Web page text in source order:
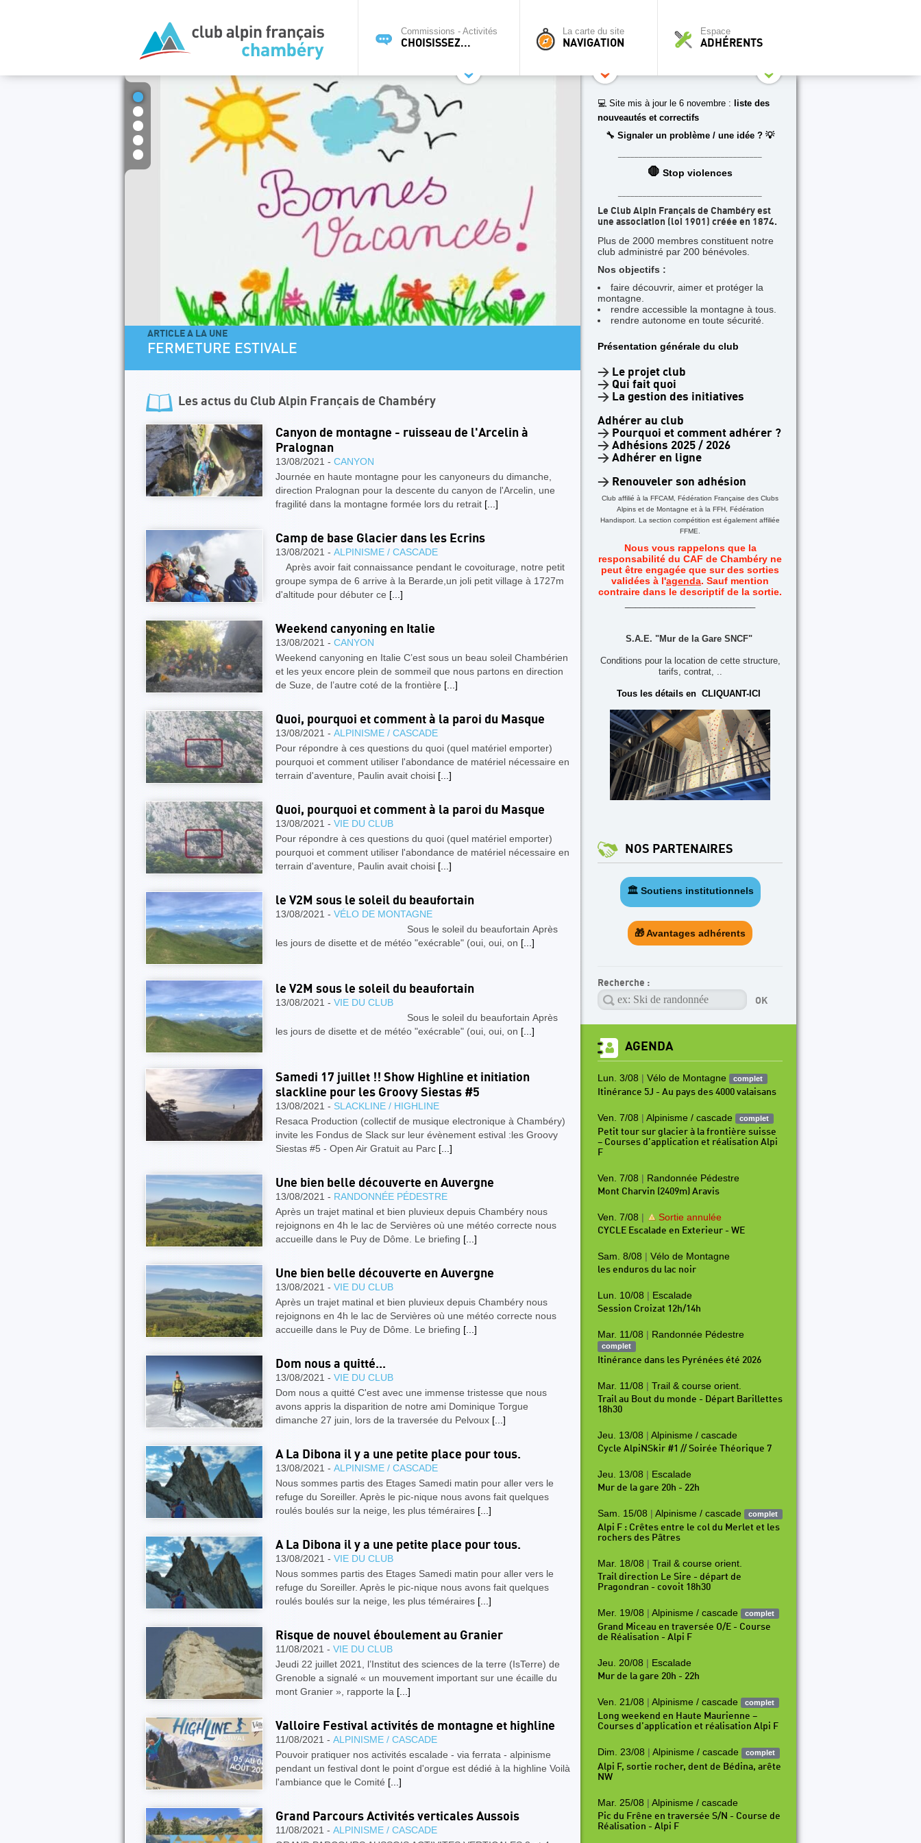
Commissions - Activités
CHOISISSEZ...
La carte du site
NAVIGATION
Espace
ADHÉRENTS
ARTICLE A LA UNE
FERMETURE ESTIVALE
4 jours dans les Aiguilles Rouges - Une
Facile
Les actus du Club Alpin Français de Chambéry
Canyon de montagne - ruisseau de l'Arcelin à
Pralognan
13/08/2021 - CANYON
Journée en haute montagne pour les canyoneurs du dimanche,
direction Pralognan pour la descente du canyon de l'Arcelin, une
fragilité dans la montagne formée lors du retrait [...]
Camp de base Glacier dans les Ecrins
13/08/2021 - ALPINISME / CASCADE
Après avoir fait connaissance pendant le covoiturage, notre petit
groupe sympa de 6 arrive à la Berarde,un joli petit village à 1727m
d'altitude pour débuter ce [...]
Weekend canyoning en Italie
13/08/2021 - CANYON
Weekend canyoning en Italie C’est sous un beau soleil Chambérien
et les yeux encore plein de sommeil que nous partons en direction
de Suze, de l’autre coté de la frontière [...]
Quoi, pourquoi et comment à la paroi du Masque
13/08/2021 - ALPINISME / CASCADE
Pour répondre à ces questions du quoi (quel matériel emporter)
pourquoi et comment utiliser l'abondance de matériel nécessaire en
terrain d'aventure, Paulin avait choisi [...]
Quoi, pourquoi et comment à la paroi du Masque
13/08/2021 - VIE DU CLUB
Pour répondre à ces questions du quoi (quel matériel emporter)
pourquoi et comment utiliser l'abondance de matériel nécessaire en
terrain d'aventure, Paulin avait choisi [...]
le V2M sous le soleil du beaufortain
13/08/2021 - VÉLO DE MONTAGNE
Sous le soleil du beaufortain Après
les jours de disette et de météo "exécrable" (oui, oui, on [...]
le V2M sous le soleil du beaufortain
13/08/2021 - VIE DU CLUB
Sous le soleil du beaufortain Après
les jours de disette et de météo "exécrable" (oui, oui, on [...]
Samedi 17 juillet !! Show Highline et initiation
slackline pour les Groovy Siestas #5
13/08/2021 - SLACKLINE / HIGHLINE
Resaca Production (collectif de musique electronique à Chambéry)
invite les Fondus de Slack sur leur évènement estival :les Groovy
Siestas #5 - Open Air Gratuit au Parc [...]
Une bien belle découverte en Auvergne
13/08/2021 - RANDONNÉE PÉDESTRE
Après un trajet matinal et bien pluvieux depuis Chambéry nous
rejoignons en 4h le lac de Servières où une météo correcte nous
accueille dans le Puy de Dôme. Le briefing [...]
Une bien belle découverte en Auvergne
13/08/2021 - VIE DU CLUB
Après un trajet matinal et bien pluvieux depuis Chambéry nous
rejoignons en 4h le lac de Servières où une météo correcte nous
accueille dans le Puy de Dôme. Le briefing [...]
Dom nous a quitté...
13/08/2021 - VIE DU CLUB
Dom nous a quitté C'est avec une immense tristesse que nous
avons appris la disparition de notre ami Dominique Torgue
dimanche 27 juin, lors de la traversée du Pelvoux [...]
A La Dibona il y a une petite place pour tous.
13/08/2021 - ALPINISME / CASCADE
Nous sommes partis des Etages Samedi matin pour aller vers le
refuge du Soreiller. Après le pic-nique nous avons fait quelques
roulés boulés sur la neige, les plus téméraires [...]
A La Dibona il y a une petite place pour tous.
13/08/2021 - VIE DU CLUB
Nous sommes partis des Etages Samedi matin pour aller vers le
refuge du Soreiller. Après le pic-nique nous avons fait quelques
roulés boulés sur la neige, les plus téméraires [...]
Risque de nouvel éboulement au Granier
11/08/2021 - VIE DU CLUB
Jeudi 22 juillet 2021, l’Institut des sciences de la terre (IsTerre) de
Grenoble a signalé « un mouvement important sur une écaille du
mont Granier », rapporte la [...]
Valloire Festival activités de montagne et highline
11/08/2021 - ALPINISME / CASCADE
Pouvoir pratiquer nos activités escalade - via ferrata - alpinisme
pendant un festival dont le point d'orgue est dédié à la highline Voilà
l'ambiance que le Comité [...]
Grand Parcours Activités verticales Aussois
11/08/2021 - ALPINISME / CASCADE
💻 Site mis à jour le 6 novembre : liste des
nouveautés et correctifs
🔧 Signaler un problème / une idée ? 💡
🛑 Stop violences
Le Club Alpin Français de Chambéry est
une association (loi 1901) créée en 1874.
Plus de 2000 membres constituent notre
club administré par 200 bénévoles.
Nos objectifs :
faire découvrir, aimer et protéger la
montagne.
rendre accessible la montagne à tous.
rendre autonome en toute sécurité.
Présentation générale du club
> Le projet club
> Qui fait quoi
> La gestion des initiatives
Adhérer au club
> Pourquoi et comment adhérer ?
> Adhésions 2025 / 2026
> Adhérer en ligne
> Renouveler son adhésion
Club affilié à la FFCAM, Fédération Française des Clubs
Alpins et de Montagne et à la FFH, Fédération
Handisport. La section compétition est également affiliée
FFME.
Nous vous rappelons que la
responsabilité du CAF de Chambéry ne
peut être engagée que sur des sorties
validées à l'agenda. Sauf mention
contraire dans le descriptif de la sortie.
S.A.E. "Mur de la Gare SNCF"
Conditions pour la location de cette structure,
tarifs, contrat, ..
Tous les détails en CLIQUANT-ICI
NOS PARTENAIRES
🏛️ Soutiens institutionnels
🎁 Avantages adhérents
Recherche :
AGENDA
Lun. 3/08 | Vélo de Montagne complet
Itinérance 5J - Au pays des 4000 valaisans
Ven. 7/08 | Alpinisme / cascade complet
Petit tour sur glacier à la frontière suisse
– Courses d’application et réalisation Alpi
F
Ven. 7/08 | Randonnée Pédestre
Mont Charvin (2409m) Aravis
Ven. 7/08 | Sortie annulée
CYCLE Escalade en Exterieur - WE
Sam. 8/08 | Vélo de Montagne
les enduros du lac noir
Lun. 10/08 | Escalade
Session Croizat 12h/14h
Mar. 11/08 | Randonnée Pédestre
complet
Itinérance dans les Pyrénées été 2026
Mar. 11/08 | Trail & course orient.
Trail au Bout du monde - Départ Barillettes
18h30
Jeu. 13/08 | Alpinisme / cascade
Cycle AlpiNSkir #1 // Soirée Théorique 7
Jeu. 13/08 | Escalade
Mur de la gare 20h - 22h
Sam. 15/08 | Alpinisme / cascade complet
Alpi F : Crêtes entre le col du Merlet et les
rochers des Pâtres
Mar. 18/08 | Trail & course orient.
Trail direction Le Sire - départ de
Pragondran - covoit 18h30
Mer. 19/08 | Alpinisme / cascade complet
Grand Miceau en traversée O/E - Course
de Réalisation - Alpi F
Jeu. 20/08 | Escalade
Mur de la gare 20h - 22h
Ven. 21/08 | Alpinisme / cascade complet
Long weekend en Haute Maurienne –
Courses d’application et réalisation Alpi F
Dim. 23/08 | Alpinisme / cascade complet
Alpi F, sortie rocher, dent de Bédina, arête
NW
Mar. 25/08 | Alpinisme / cascade
Pic du Frêne en traversée S/N - Course de
Réalisation - Alpi F